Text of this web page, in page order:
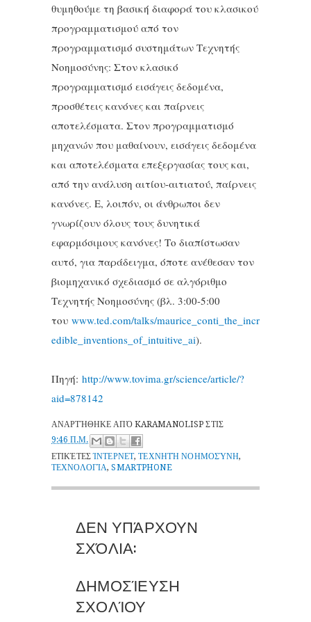
θυμηθούμε τη βασική διαφορά του κλασικού
προγραμματισμού από τον
προγραμματισμό συστημάτων Τεχνητής
Νοημοσύνης: Στον κλασικό
προγραμματισμό εισάγεις δεδομένα,
προσθέτεις κανόνες και παίρνεις
αποτελέσματα. Στον προγραμματισμό
μηχανών που μαθαίνουν, εισάγεις δεδομένα
και αποτελέσματα επεξεργασίας τους και,
από την ανάλυση αιτίου-αιτιατού, παίρνεις
κανόνες. Ε, λοιπόν, οι άνθρωποι δεν
γνωρίζουν όλους τους δυνητικά
εφαρμόσιμους κανόνες! Το διαπίστωσαν
αυτό, για παράδειγμα, όποτε ανέθεσαν τον
βιομηχανικό σχεδιασμό σε αλγόριθμο
Τεχνητής Νοημοσύνης (βλ. 3:00-5:00
του www.ted.com/talks/maurice_conti_the_incr
edible_inventions_of_intuitive_ai).
Πηγή: http://www.tovima.gr/science/article/?
aid=878142
ΑΝΑΡΤΉΘΗΚΕ ΑΠΌ KARAMANOLISP ΣΤΙΣ
9:46 Π.Μ.
ΕΤΙΚΈΤΕΣΊΝΤΕΡΝΕΤ,ΤΕΧΝΗΤΉ ΝΟΗΜΟΣΎΝΗ,
ΤΕΧΝΟΛΟΓΊΑ,SMARTPHONE
ΔΕΝ ΥΠΆΡΧΟΥΝ
ΣΧΌΛΙΑ:
ΔΗΜΟΣΊΕΥΣΗ
ΣΧΟΛΊΟΥ